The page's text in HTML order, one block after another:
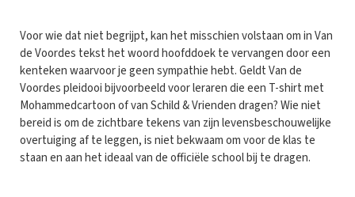
Voor wie dat niet begrijpt, kan het misschien volstaan om in Van
de Voordes tekst het woord hoofddoek te vervangen door een
kenteken waarvoor je geen sympathie hebt. Geldt Van de
Voordes pleidooi bijvoorbeeld voor leraren die een T-shirt met
Mohammedcartoon of van Schild & Vrienden dragen? Wie niet
bereid is om de zichtbare tekens van zijn levensbeschouwelijke
overtuiging af te leggen, is niet bekwaam om voor de klas te
staan en aan het ideaal van de officiële school bij te dragen.